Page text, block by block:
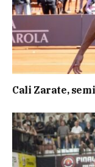
Cali Zarate,